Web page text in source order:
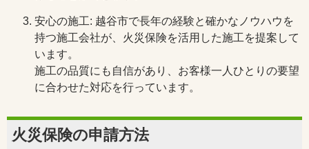
安心の施工: 越谷市で長年の経験と確かなノウハウを
持つ施工会社が、火災保険を活用した施工を提案して
います。
施工の品質にも自信があり、お客様一人ひとりの要望
に合わせた対応を行っています。
火災保険の申請方法